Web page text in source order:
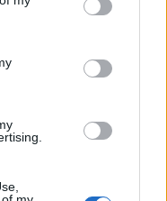
third-party tags to
in below Google